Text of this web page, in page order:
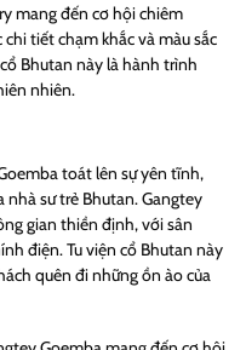
mang đến cơ hội chiêm
tiết chạm khắc và màu sắc
Bhutan này là hành trình
nhiên.
toát lên sự yên tĩnh,
sư trẻ Bhutan. Gangtey
gian thiền định, với sân
điện. Tu viện cổ Bhutan này
quên đi những ồn ào của